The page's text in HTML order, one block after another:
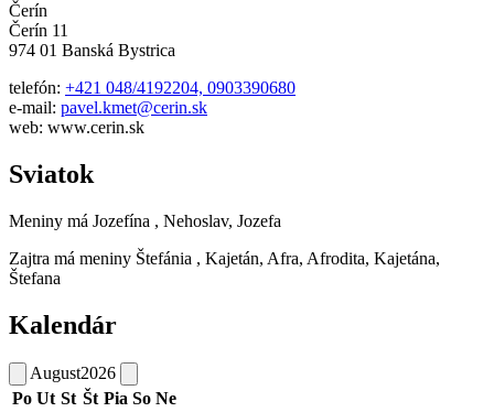
Čerín
Čerín 11
974 01 Banská Bystrica
telefón: +421 048/4192204, 0903390680
e-mail: pavel.kmet@cerin.sk
web: www.cerin.sk
Sviatok
Meniny má Jozefína , Nehoslav, Jozefa
Zajtra má meniny Štefánia , Kajetán, Afra, Afrodita, Kajetána,
Štefana
Kalendár
August2026
Po Ut St Št Pia So Ne